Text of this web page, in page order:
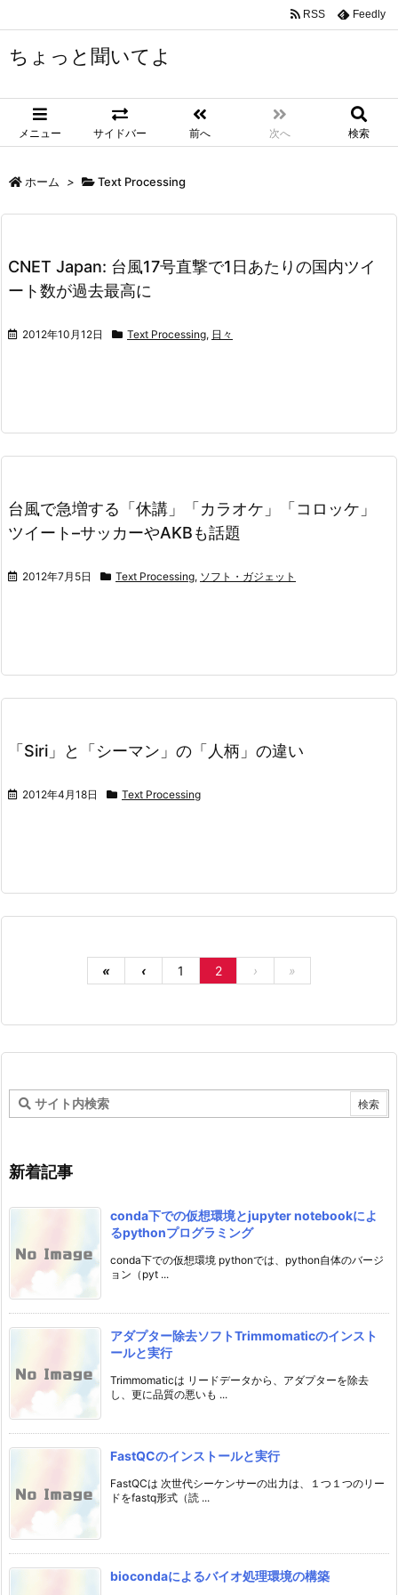
ちょっと聞いてよ
メニュー サイドバー 前へ 次へ 検索
RSS Feedly
ホーム > Text Processing
CNET Japan: 台風17号直撃で1日あたりの国内ツイ
ート数が過去最高に
2012年10月12日 Text Processing, 日々
台風で急増する「休講」「カラオケ」「コロッケ」
ツイート–サッカーやAKBも話題
2012年7月5日 Text Processing, ソフト・ガジェット
「Siri」と「シーマン」の「人柄」の違い
2012年4月18日 Text Processing
« ‹ 1 2 › »
新着記事
conda下での仮想環境とjupyter notebookによ
るpythonプログラミング
conda下での仮想環境 pythonでは、python自体のバージ
ョン（pyt ...
アダプター除去ソフトTrimmomaticのインスト
ールと実行
Trimmomaticは リードデータから、アダプターを除去
し、更に品質の悪いも ...
FastQCのインストールと実行
FastQCは 次世代シーケンサーの出力は、１つ１つのリー
ドをfastq形式（読 ...
biocondaによるバイオ処理環境の構築